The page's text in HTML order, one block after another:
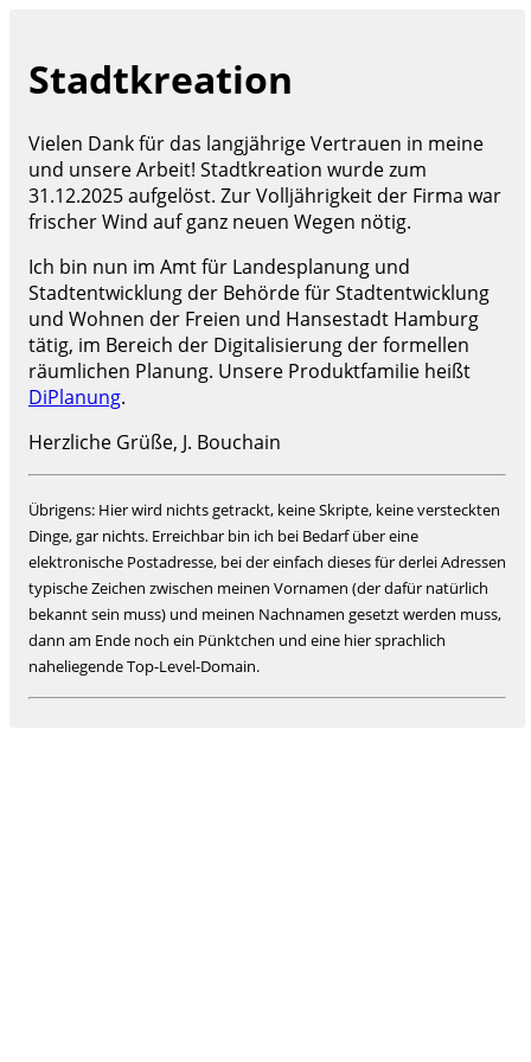
Stadtkreation
Vielen Dank für das langjährige Vertrauen in meine
und unsere Arbeit! Stadtkreation wurde zum
31.12.2025 aufgelöst. Zur Volljährigkeit der Firma war
frischer Wind auf ganz neuen Wegen nötig.
Ich bin nun im Amt für Landesplanung und
Stadtentwicklung der Behörde für Stadtentwicklung
und Wohnen der Freien und Hansestadt Hamburg
tätig, im Bereich der Digitalisierung der formellen
räumlichen Planung. Unsere Produktfamilie heißt
DiPlanung.
Herzliche Grüße, J. Bouchain
Übrigens: Hier wird nichts getrackt, keine Skripte, keine versteckten
Dinge, gar nichts. Erreichbar bin ich bei Bedarf über eine
elektronische Postadresse, bei der einfach dieses für derlei Adressen
typische Zeichen zwischen meinen Vornamen (der dafür natürlich
bekannt sein muss) und meinen Nachnamen gesetzt werden muss,
dann am Ende noch ein Pünktchen und eine hier sprachlich
naheliegende Top-Level-Domain.